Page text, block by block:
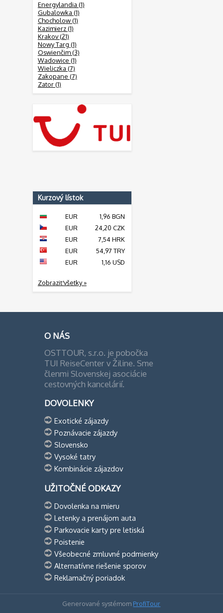
Energylandia (1)
Gubalowka (1)
Chocholow (1)
Kazimierz (1)
Krakov (21)
Nowy Targ (1)
Oswienčim (3)
Wadowice (1)
Wieliczka (7)
Zakopane (7)
Zator (1)
Kurzový lístok
EUR
1,96 BGN
EUR
24,20 CZK
EUR
7,54 HRK
EUR
54,97 TRY
EUR
1,16 USD
Zobraziť všetky »
O NÁS
OSTTOUR, s.r.o. je pobočka
TUI ReiseCenter v Žiline. Sme
členmi Slovenskej asociácie
cestovných kancelárií.
DOVOLENKY
Exotické zájazdy
Poznávacie zájazdy
Slovensko
Vysoké tatry
Kombinácie zájazdov
UŽITOČNÉ ODKAZY
Dovolenka na mieru
Letenky a prenájom auta
Parkovacie karty pre letiská
Poistenie
Všeobecné zmluvné podmienky
Alternatívne riešenie sporov
Reklamačný poriadok
Generované systémom ProfiTour